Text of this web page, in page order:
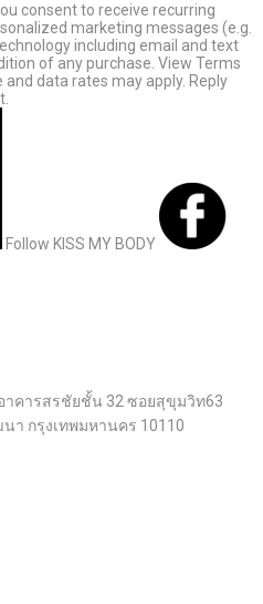
consent to receive recurring
marketing messages (e.g.
including email and text
of any purchase. View Terms
and data rates may apply. Reply
Follow KISS MY BODY
าคารสรชัยชั้น 32 ซอยสุขุมวิท63
า กรุงเทพมหานคร 10110